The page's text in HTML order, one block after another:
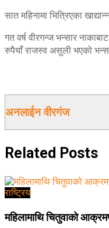
सात महिनामा भित्रिएका
गत वर्ष वीरगन्ज भन्सार
रुपैयाँ राजस्व असुली भएको
अनलाईन वीरगंज
Related Posts
राष्ट्रिय
महिलामाथि चितुवाको